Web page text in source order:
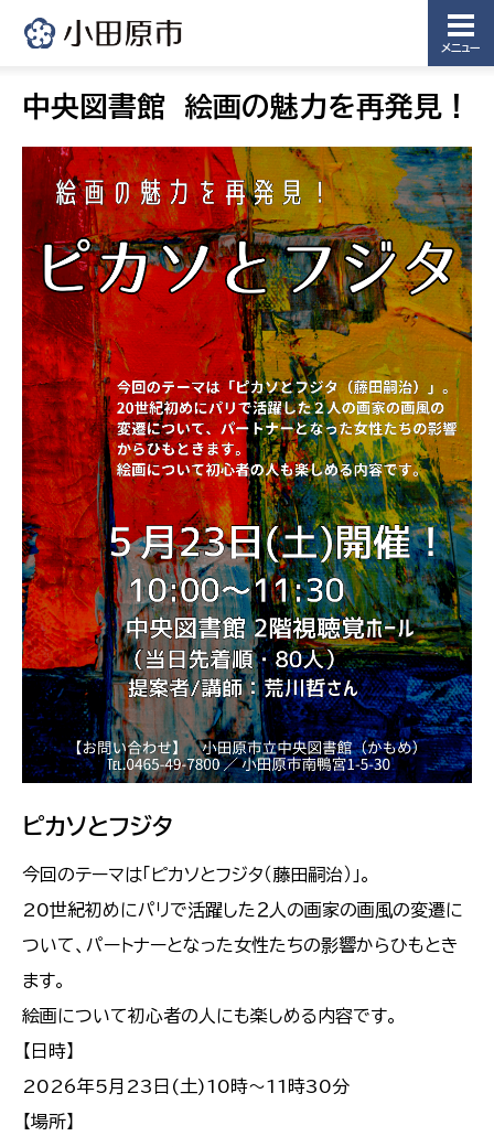
メニュー
中央図書館 絵画の魅力を再発見！
ピカソとフジタ
今回のテーマは「ピカソとフジタ（藤田嗣治）」。
20世紀初めにパリで活躍した２人の画家の画風の変遷に
ついて、パートナーとなった女性たちの影響からひもとき
ます。
絵画について初心者の人にも楽しめる内容です。
【日時】
2026年5月23日(土)10時～11時30分
【場所】